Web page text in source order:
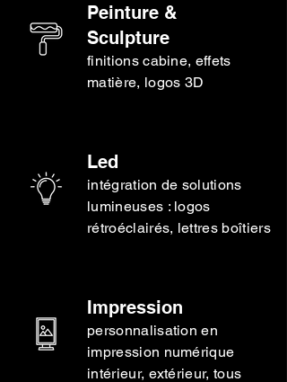
Peinture &
Sculpture
finitions cabine, effets
matière, logos 3D
Led
intégration de solutions
lumineuses : logos
rétroéclairés, lettres boîtiers
Impression
personnalisation en
impression numérique
intérieur, extérieur, tous